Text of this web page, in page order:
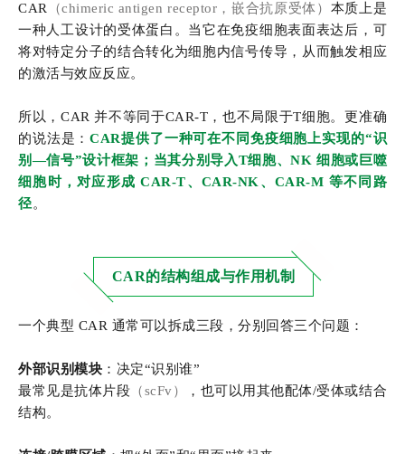
CAR （chimeric antigen receptor，嵌合抗原受体） 本质上是
一种人工设计的受体蛋白。当它在免疫细胞表面表达后，可
将对特定分子的结合转化为细胞内信号传导，从而触发相应
的激活与效应反应。
所以，CAR 并不等同于CAR-T，也不局限于T细胞。更准确
的说法是：CAR提供了一种可在不同免疫细胞上实现的“识
别—信号”设计框架；当其分别导入T细胞、NK 细胞或巨噬
细胞时，对应形成 CAR-T、CAR-NK、CAR-M 等不同路
径。
CAR的结构组成与作用机制
一个典型 CAR 通常可以拆成三段，分别回答三个问题：
外部识别模块 ：决定“识别谁”
最常见是抗体片段 （scFv）
，也可以用其他配体/受体或结合
结构。